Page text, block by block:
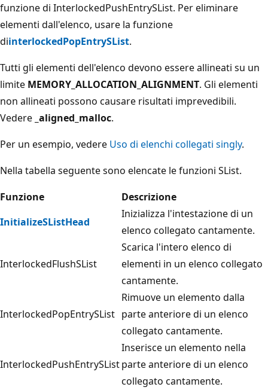
funzione di InterlockedPushEntrySList. Per eliminare
elementi dall'elenco, usare la funzione
diinterlockedPopEntrySList.
Tutti gli elementi dell'elenco devono essere allineati su un
limite MEMORY_ALLOCATION_ALIGNMENT. Gli elementi
non allineati possono causare risultati imprevedibili.
Vedere _aligned_malloc.
Per un esempio, vedere Uso di elenchi collegati singly.
Nella tabella seguente sono elencate le funzioni SList.
Funzione
Descrizione
InitializeSListHead
Inizializza l'intestazione di un
elenco collegato cantamente.
InterlockedFlushSList
Scarica l'intero elenco di
elementi in un elenco collegato
cantamente.
InterlockedPopEntrySList
Rimuove un elemento dalla
parte anteriore di un elenco
collegato cantamente.
InterlockedPushEntrySList
Inserisce un elemento nella
parte anteriore di un elenco
collegato cantamente.